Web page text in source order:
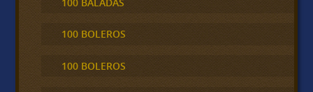
100 BOLEROS
100 BOLEROS